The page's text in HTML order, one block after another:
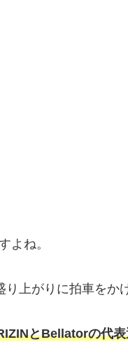
よね。
上がりに拍車をか
とBellatorの代